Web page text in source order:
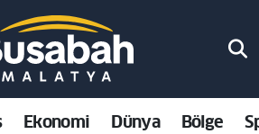
Ekonomi Dünya Bölge
Eczaneler
Durumu